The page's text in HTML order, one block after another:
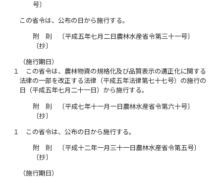
号〕
この省令は、公布の日から施行する。
附 則 〔平成五年七月二日農林水産省令第三十一号〕
〔抄〕
（施行期日）
１
この省令は、農林物資の規格化及び品質表示の適正化に関する
法律の一部を改正する法律（平成五年法律第七十七号）の施行の
日（平成五年七月二十一日）から施行する。
附 則 〔平成七年十一月一日農林水産省令第六十号〕
〔抄〕
１ この省令は、公布の日から施行する。
附 則 〔平成十二年一月三十一日農林水産省令第五号〕
〔抄〕
（施行期日）